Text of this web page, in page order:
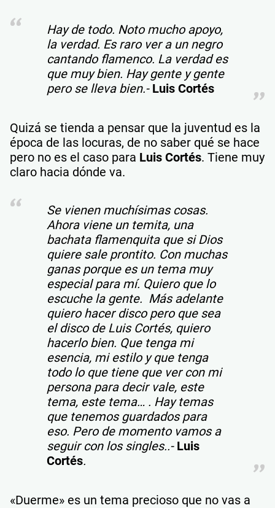
Hay de todo. Noto mucho apoyo,
la verdad. Es raro ver a un negro
cantando flamenco. La verdad es
que muy bien. Hay gente y gente
pero se lleva bien.- Luis Cortés
Quizá se tienda a pensar que la juventud es la
época de las locuras, de no saber qué se hace
pero no es el caso para Luis Cortés. Tiene muy
claro hacia dónde va.
Se vienen muchísimas cosas.
Ahora viene un temita, una
bachata flamenquita que si Dios
quiere sale prontito. Con muchas
ganas porque es un tema muy
especial para mí. Quiero que lo
escuche la gente. Más adelante
quiero hacer disco pero que sea
el disco de Luis Cortés, quiero
hacerlo bien. Que tenga mi
esencia, mi estilo y que tenga
todo lo que tiene que ver con mi
persona para decir vale, este
tema, este tema… . Hay temas
que tenemos guardados para
eso. Pero de momento vamos a
seguir con los singles..- Luis
Cortés.
«Duerme» es un tema precioso que no vas a